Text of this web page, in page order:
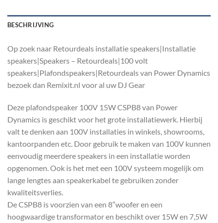
BESCHRIJVING
Op zoek naar Retourdeals installatie speakers|Installatie
speakers|Speakers – Retourdeals|100 volt
speakers|Plafondspeakers|Retourdeals van Power Dynamics
bezoek dan Remixit.nl voor al uw DJ Gear
Deze plafondspeaker 100V 15W CSPB8 van Power
Dynamics is geschikt voor het grote installatiewerk. Hierbij
valt te denken aan 100V installaties in winkels, showrooms,
kantoorpanden etc. Door gebruik te maken van 100V kunnen
eenvoudig meerdere speakers in een installatie worden
opgenomen. Ook is het met een 100V systeem mogelijk om
lange lengtes aan speakerkabel te gebruiken zonder
kwaliteitsverlies.
De CSPB8 is voorzien van een 8″woofer en een
hoogwaardige transformator en beschikt over 15W en 7,5W